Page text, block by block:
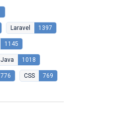
Laravel 1397
1145
Java 1018
776 CSS 769